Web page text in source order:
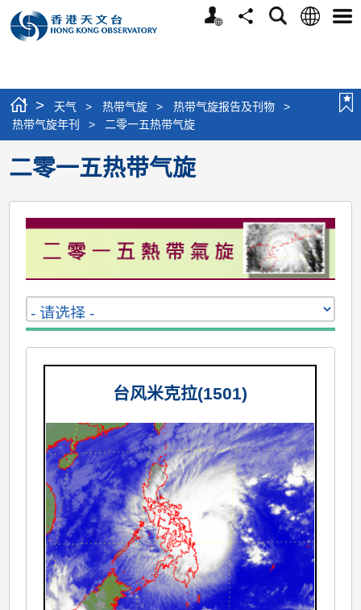
个
分
搜
语
选
> 天气 > 热带气旋 > 热带气旋报告及刊物
>
热带气旋年刊
> 二零一五热带气旋
二零一五热带气旋
台风米克拉(1501)